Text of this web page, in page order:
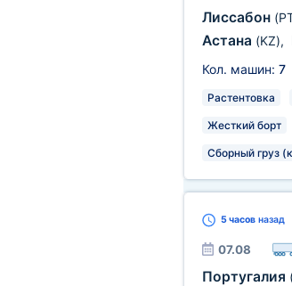
Лиссабон
Астана (KZ),
Кол. машин: 7
Растентовка
Жесткий борт
Сборный груз
5 часовназад
07.08
Португалия